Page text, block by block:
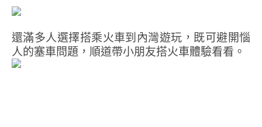
還滿多人選擇搭乘火車到內灣遊玩，既可避開惱
人的塞車問題，順道帶小朋友搭火車體驗看看。